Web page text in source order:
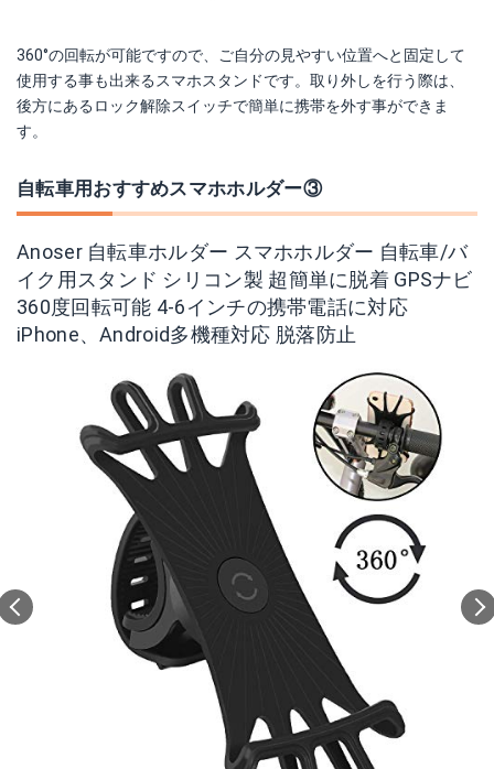
360°の回転が可能ですので、ご自分の見やすい位置へと固定して
使用する事も出来るスマホスタンドです。取り外しを行う際は、
後方にあるロック解除スイッチで簡単に携帯を外す事ができま
す。
自転車用おすすめスマホホルダー③
Anoser 自転車ホルダー スマホホルダー 自転車/バ
イク用スタンド シリコン製 超簡単に脱着 GPSナビ
360度回転可能 4-6インチの携帯電話に対応
iPhone、Android多機種対応 脱落防止